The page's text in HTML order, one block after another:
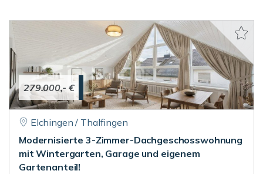
279.000,- €
Elchingen / Thalfingen
Modernisierte 3-Zimmer-Dachgeschosswohnung
mit Wintergarten, Garage und eigenem
Gartenanteil!